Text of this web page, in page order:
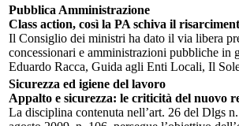
Pubblica Amministrazione
Class action, così la PA schiva il
Il Consiglio dei ministri ha dato il via libera
concessionari e amministrazioni pubbliche
Eduardo Racca, Guida agli Enti Locali, Il
Sicurezza ed igiene del lavoro
Appalto e sicurezza: le criticità del nuovo
La disciplina contenuta nell’art. 26 del Dlgs